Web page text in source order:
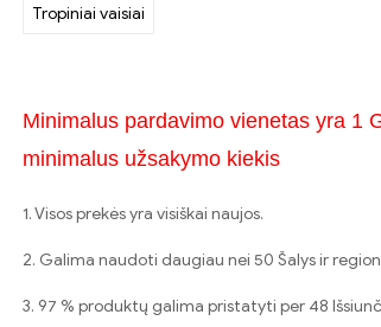
Tropiniai vaisiai
Minimalus pardavimo vienetas yra 1
minimalus užsakymo kiekis
1. Visos prekės yra visiškai naujos.
2. Galima naudoti daugiau nei 50 Šalys ir
3. 97 % produktų galima pristatyti per 48